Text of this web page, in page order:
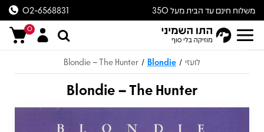
משלוח חינם עד הבית מעל 350
ש״ח
02-6568831
0
לועזי /
Blondie
/
Blondie – The Hunter
Blondie – The Hunter